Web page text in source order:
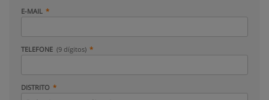
E-MAIL
TELEFONE (9 dígitos)
DISTRITO